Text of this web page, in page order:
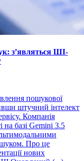
з’являться ШІ-
пошукової
штучний інтелект
Компанія
на базі Gemini 3.5
Про це
нових